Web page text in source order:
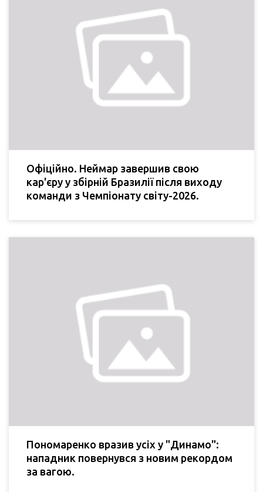
Офіційно. Неймар завершив свою
кар'єру у збірній Бразилії після виходу
команди з Чемпіонату світу-2026.
Пономаренко вразив усіх у "Динамо":
нападник повернувся з новим рекордом
за вагою.